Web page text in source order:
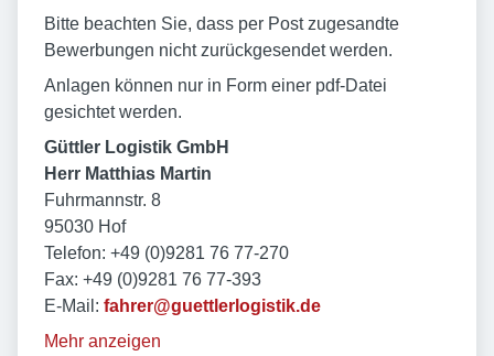
Bitte beachten Sie, dass per Post zugesandte
Bewerbungen nicht zurückgesendet werden.
Anlagen können nur in Form einer pdf-Datei
gesichtet werden.
Güttler Logistik GmbH
Herr Matthias Martin
Fuhrmannstr. 8
95030 Hof
Telefon: +49 (0)9281 76 77-270
Fax: +49 (0)9281 76 77-393
E-Mail: fahrer@guettlerlogistik.de
Mehr anzeigen